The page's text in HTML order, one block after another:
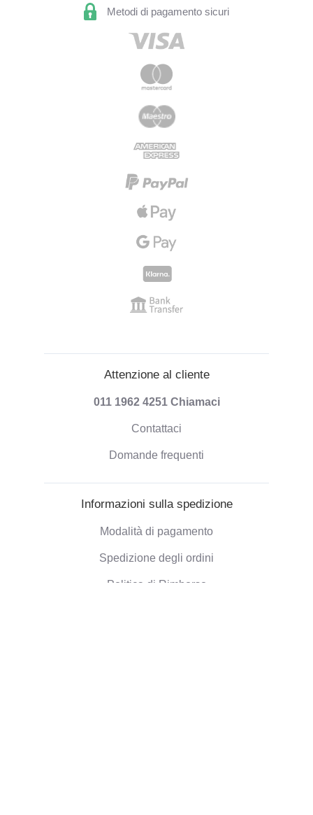
Metodi di pagamento sicuri
Attenzione al cliente
011 1962 4251 Chiamaci
Contattaci
Domande frequenti
Informazioni sulla spedizione
Modalità di pagamento
Spedizione degli ordini
Politica di Rimborso